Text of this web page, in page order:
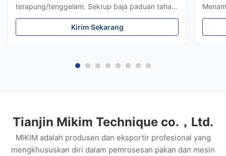
terapung/tenggelam. Sekrup baja paduan tahan
lama, bentuk pelet yang dapat disesuaikan (1-
12mm). Layanan formula & commissioning gratis
Kirim Sekarang
Tianjin Mikim Technique co.，Ltd.
MIKIM adalah produsen dan eksportir profesional yang
mengkhususkan diri dalam pemrosesan pakan dan mesin